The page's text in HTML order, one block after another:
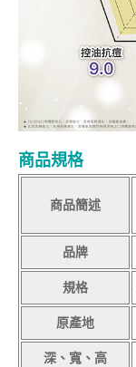
商品規格
商品簡述
品牌
規格
原產地
深、寬、高